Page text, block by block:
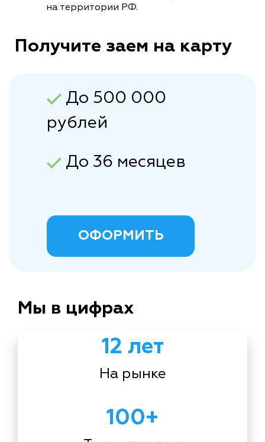
на территории РФ.
Получите заем на карту
До 500 000
рублей
До 36 месяцев
ОФОРМИТЬ
Мы в цифрах
12 лет
На рынке
100+